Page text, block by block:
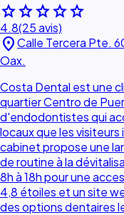
starstarstarstarstar
4.8(25 avis)
location_onCalle Tercera Pte.
Oax.
Costa Dental est une
quartier Centro de
d'endodontistes qui
locaux que les
cabinet propose une
de routine à la
8h à 18h pour une
4,8 étoiles et un site
des options dentaires